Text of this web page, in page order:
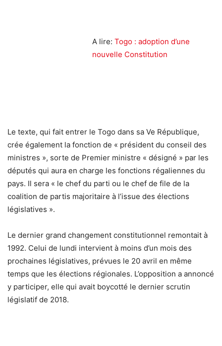
A lire: Togo : adoption d’une
nouvelle Constitution
Le texte, qui fait entrer le Togo dans sa Ve République,
crée également la fonction de « président du conseil des
ministres », sorte de Premier ministre « désigné » par les
députés qui aura en charge les fonctions régaliennes du
pays. Il sera « le chef du parti ou le chef de file de la
coalition de partis majoritaire à l’issue des élections
législatives ».
Le dernier grand changement constitutionnel remontait à
1992. Celui de lundi intervient à moins d’un mois des
prochaines législatives, prévues le 20 avril en même
temps que les élections régionales. L’opposition a annoncé
y participer, elle qui avait boycotté le dernier scrutin
législatif de 2018.